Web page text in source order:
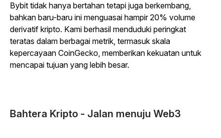
Bybit tidak hanya bertahan tetapi juga berkembang,
bahkan baru-baru ini menguasai hampir 20% volume
derivatif kripto. Kami berhasil menduduki peringkat
teratas dalam berbagai metrik, termasuk skala
kepercayaan CoinGecko, memberikan kekuatan untuk
mencapai tujuan yang lebih besar.
Bahtera Kripto - Jalan menuju Web3